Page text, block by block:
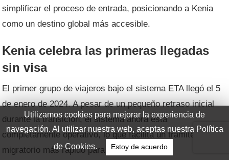
simplificar el proceso de entrada, posicionando a Kenia
como un destino global más accesible.
Kenia celebra las primeras llegadas
sin visa
El primer grupo de viajeros bajo el sistema ETA llegó el 5
de enero de 2024. A pesar de un pequeño retraso inicial
durante la transición, el sistema ahora está
completamente operativo, lo que facilita un trámite
migratorio más rápido para los visitantes.